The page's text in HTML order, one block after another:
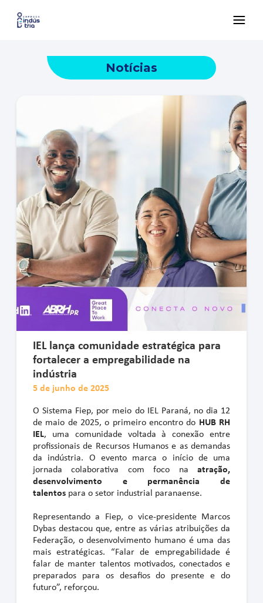
Notícias
IEL lança comunidade estratégica para
fortalecer a empregabilidade na
indústria
5 de junho de 2025
O Sistema Fiep, por meio do IEL Paraná, no dia 12
de maio de 2025, o primeiro encontro do HUB RH
IEL, uma comunidade voltada à conexão entre
profissionais de Recursos Humanos e as demandas
da indústria. O evento marca o início de uma
jornada colaborativa com foco na atração,
desenvolvimento e permanência de
talentos para o setor industrial paranaense.
Representando a Fiep, o vice-presidente Marcos
Dybas destacou que, entre as várias atribuições da
Federação, o desenvolvimento humano é uma das
mais estratégicas. “Falar de empregabilidade é
falar de manter talentos motivados, conectados e
preparados para os desafios do presente e do
futuro”, reforçou.